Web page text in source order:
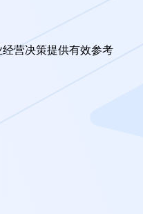
营决策提供有效参考